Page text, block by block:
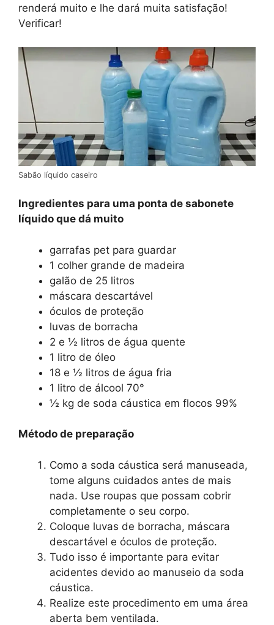
renderá muito e lhe dará muita satisfação!
Verificar!
Sabão líquido caseiro
Ingredientes para uma ponta de sabonete
líquido que dá muito
garrafas pet para guardar
1 colher grande de madeira
galão de 25 litros
máscara descartável
óculos de proteção
luvas de borracha
2 e ½ litros de água quente
1 litro de óleo
18 e ½ litros de água fria
1 litro de álcool 70°
½ kg de soda cáustica em flocos 99%
Método de preparação
Como a soda cáustica será manuseada,
tome alguns cuidados antes de mais
nada. Use roupas que possam cobrir
completamente o seu corpo.
Coloque luvas de borracha, máscara
descartável e óculos de proteção.
Tudo isso é importante para evitar
acidentes devido ao manuseio da soda
cáustica.
Realize este procedimento em uma área
aberta bem ventilada.